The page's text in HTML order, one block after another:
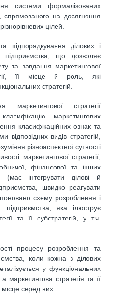
системи формалізованих
спрямованого на досягнення
цілей.
підпорядкування ділових і
підприємства, що дозволяє
та завдання маркетингової
її місце й роль, які
стратегій.
маркетингової стратегії
маркетингових
класифікаційних ознак та
відповідних видів стратегій,
різноаспектної сутності
маркетингової стратегії,
фінансової та інших
(має інтегрувати ділові й
швидко реагувати
схему розроблення і
підприємства, яка ілюструє
та її субстратегій, у т.ч.
процесу розроблення та
коли кожна з ділових
у функціональних
маркетингова стратегія та її
місце серед них.